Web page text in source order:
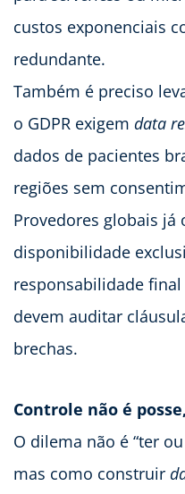
custos exponenciais
redundante.
Também é preciso
o GDPR exigem data
dados de pacientes
regiões sem
Provedores globais já
disponibilidade
responsabilidade
devem auditar
brechas.
Controle não é
O dilema não é “ter
mas como construir